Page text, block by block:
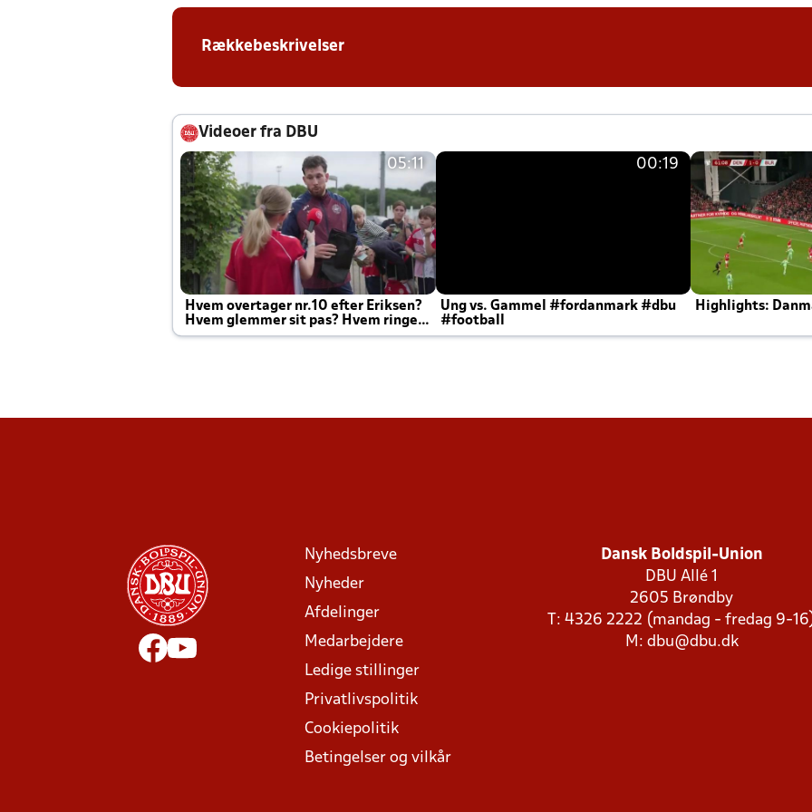
Rækkebeskrivelser
Videoer fra DBU
05:11
Hvem overtager nr.10 efter Eriksen?
Hvem glemmer sit pas? Hvem ringer
Joachim altid til efter kampe?
00:19
Ung vs. Gammel #fordanmark #dbu
#football
Highlights:
Nyhedsbreve
Nyheder
Afdelinger
Medarbejdere
Ledige stillinger
Privatlivspolitik
Cookiepolitik
Betingelser og vilkår
Dansk Boldspil-Union
DBU Allé 1
2605 Brøndby
T: 4326 2222 (mandag - fredag 9-
M: dbu@dbu.dk